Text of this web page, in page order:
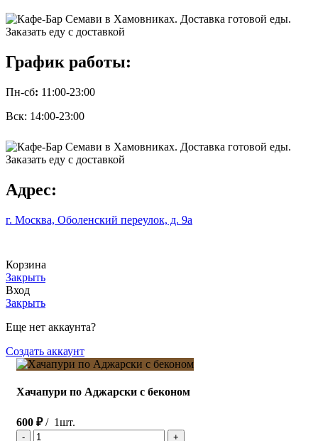
График работы:
Пн-сб: 11:00-23:00
Вск: 14:00-23:00
Адрес:
г. Москва, Оболенский переулок, д. 9а
Корзина
Закрыть
Вход
Закрыть
Еще нет аккаунта?
Создать аккаунт
Хачапури по Аджарски с беконом
600 ₽
1шт.
Количество